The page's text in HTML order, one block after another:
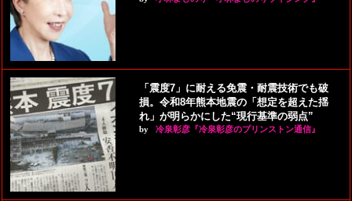
「震度7」に耐える免震・耐震技術でも破
損。令和8年熊本地震の「想定を超えた揺
れ」が明らかにした“現行基準の弱点”
by 冷泉彰彦『冷泉彰彦のプリンストン通信』